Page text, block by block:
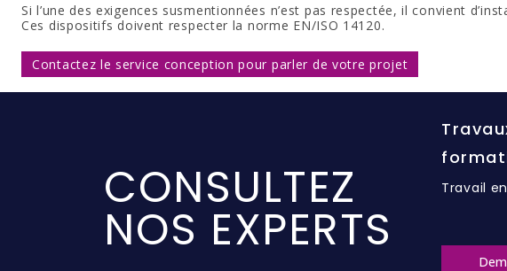
Si l’une des exigences susmentionnées n’est pas respectée, il convient
Ces dispositifs doivent respecter la norme EN/ISO 14120.
Contactez le service conception pour parler de votre projet
CONSULTEZ
NOS EXPERTS
Travail